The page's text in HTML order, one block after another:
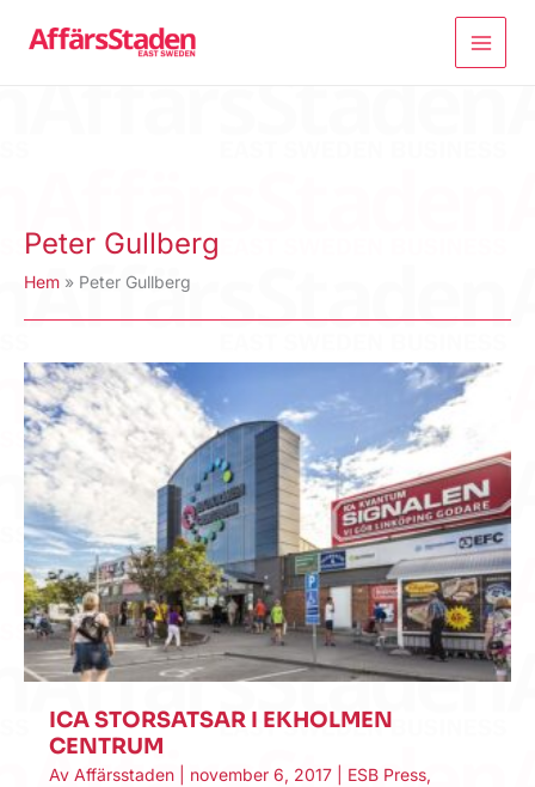
Peter Gullberg
Hem Peter Gullberg
ICA STORSATSAR I EKHOLMEN
CENTRUM
Av Affärsstaden november 6, 2017 ESB Press,